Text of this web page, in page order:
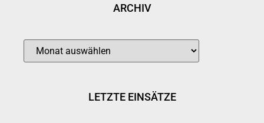
ARCHIV
LETZTE EINSÄTZE